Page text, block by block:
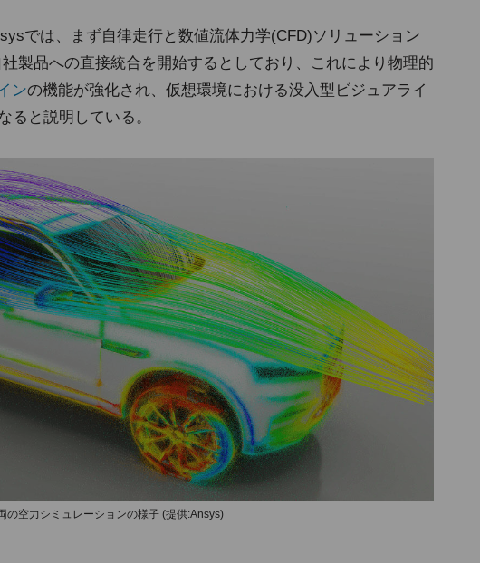
では、まず自律走行と数値流体力学(CFD)ソリューション
製品への直接統合を開始するとしており、これにより物理的
ンの機能が強化され、仮想環境における没入型ビジュアライ
ると説明している。
空力シミュレーションの様子 (提供:Ansys)